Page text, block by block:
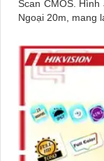
Scan CMOS. Hình ảnh xem ban đêm được cải thiện với công nghệ Hồng
Ngoại 20m, mang